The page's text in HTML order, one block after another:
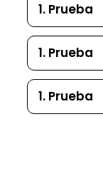
1. Prueba
1. Prueba
1. Prueba